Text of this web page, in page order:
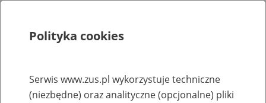
Rejestry, ewidencje i archiwa
Polityka cookies
Serwis www.zus.pl wykorzystuje techniczne
(niezbędne) oraz analityczne (opcjonalne) pliki